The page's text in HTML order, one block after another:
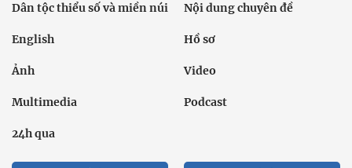
Dân tộc thiểu số và miền núi Nội dung chuyên đề
English Hồ sơ
Ảnh Video
Multimedia Podcast
24h qua